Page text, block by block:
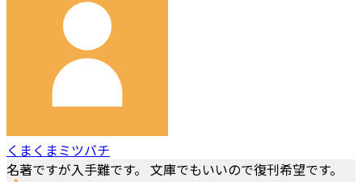
くまくまミツバチ
名著ですが入手難です。 文庫でもいいので復刊希望です。